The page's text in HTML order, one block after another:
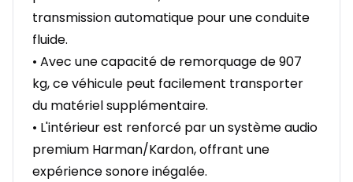
transmission automatique pour une conduite
fluide.
• Avec une capacité de remorquage de 907
kg, ce véhicule peut facilement transporter
du matériel supplémentaire.
• L'intérieur est renforcé par un système audio
premium Harman/Kardon, offrant une
expérience sonore inégalée.